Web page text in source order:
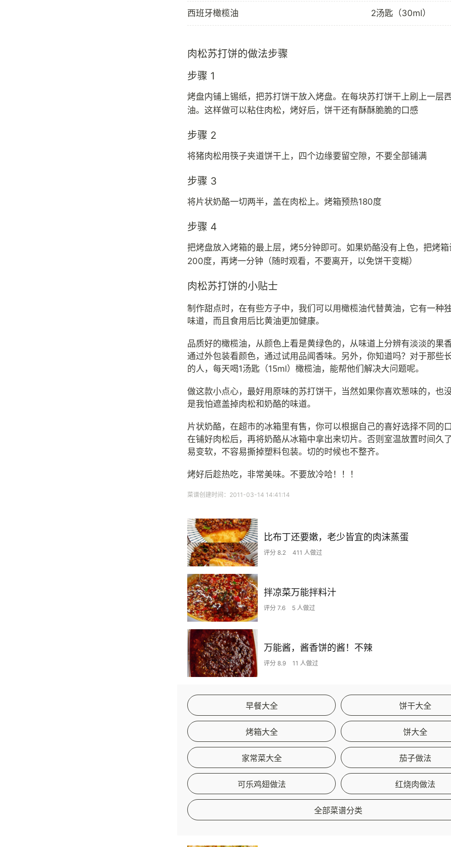
西班牙橄榄油 2汤匙（30ml）
肉松苏打饼的做法步骤
步骤 1
烤盘内铺上锡纸，把苏打饼干放入烤盘。在每块苏打饼干上刷上一层
油。这样做可以粘住肉松，烤好后，饼干还有酥酥脆脆的口感
步骤 2
将猪肉松用筷子夹道饼干上，四个边缘要留空隙，不要全部铺满
步骤 3
将片状奶酪一切两半，盖在肉松上。烤箱预热180度
步骤 4
把烤盘放入烤箱的最上层，烤5分钟即可。如果奶酪没有上色，把烤箱
200度，再烤一分钟（随时观看，不要离开，以免饼干变糊）
肉松苏打饼的小贴士
制作甜点时，在有些方子中，我们可以用橄榄油代替黄油，它有一种
味道，而且食用后比黄油更加健康。
品质好的橄榄油，从颜色上看是黄绿色的，从味道上分辨有淡淡的果
通过外包装看颜色，通过试用品闻香味。另外，你知道吗？对于那些
的人，每天喝1汤匙（15ml）橄榄油，能帮他们解决大问题呢。
做这款小点心，最好用原味的苏打饼干，当然如果你喜欢葱味的，也
是我怕遮盖掉肉松和奶酪的味道。
片状奶酪，在超市的冰箱里有售，你可以根据自己的喜好选择不同的
在铺好肉松后，再将奶酪从冰箱中拿出来切片。否则室温放置时间久
易变软，不容易撕掉塑料包装。切的时候也不整齐。
烤好后趁热吃，非常美味。不要放冷哈！！！
菜谱创建时间：2011-03-14 14:41:14
比布丁还要嫩，老少皆宜的肉沫蒸蛋
评分 8.2 411 人做过
拌凉菜万能拌料汁
评分 7.6 5 人做过
万能酱，酱香饼的酱！不辣
评分 8.9 11 人做过
早餐大全 饼干大全
烤箱大全 饼大全
家常菜大全 茄子做法
可乐鸡翅做法 红烧肉做法
全部菜谱分类